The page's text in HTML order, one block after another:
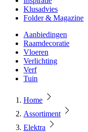
Klusadvies
Folder & Magazine
Aanbiedingen
Raamdecoratie
Vloeren
Verlichting
Verf
Tuin
Home
Assortiment
Elektra